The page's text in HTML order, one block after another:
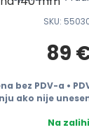
SKU:
89
bez PDV-a •
ako nije
Na zalihi